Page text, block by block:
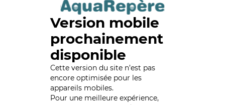
Version mobile
prochainement
disponible
Cette version du site n’est pas
encore optimisée pour les
appareils mobiles.
Pour une meilleure expérience,